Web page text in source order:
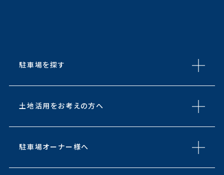
駐車場を探す
土地活用をお考えの方へ
駐車場オーナー様へ